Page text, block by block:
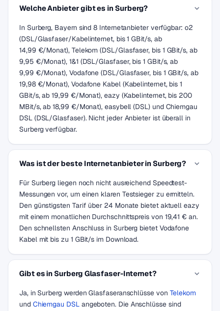
Welche Anbieter gibt es in Surberg?
In Surberg, Bayern sind 8 Internetanbieter verfügbar: o2
(DSL/Glasfaser/Kabelinternet, bis 1 GBit/s, ab
14,99 €/Monat), Telekom (DSL/Glasfaser, bis 1 GBit/s, ab
9,95 €/Monat), 1&1 (DSL/Glasfaser, bis 1 GBit/s, ab
9,99 €/Monat), Vodafone (DSL/Glasfaser, bis 1 GBit/s, ab
19,98 €/Monat), Vodafone Kabel (Kabelinternet, bis 1
GBit/s, ab 19,99 €/Monat), eazy (Kabelinternet, bis 200
MBit/s, ab 18,99 €/Monat), easybell (DSL) und Chiemgau
DSL (DSL/Glasfaser). Nicht jeder Anbieter ist überall in
Surberg verfügbar.
Was ist der beste Internetanbieter in Surberg?
Für Surberg liegen noch nicht ausreichend Speedtest-
Messungen vor, um einen klaren Testsieger zu ermitteln.
Den günstigsten Tarif über 24 Monate bietet aktuell eazy
mit einem monatlichen Durchschnittspreis von 19,41 € an.
Den schnellsten Anschluss in Surberg bietet Vodafone
Kabel mit bis zu 1 GBit/s im Download.
Gibt es in Surberg Glasfaser-Internet?
Ja, in Surberg werden Glasfaseranschlüsse von Telekom
und Chiemgau DSLangeboten. Die Anschlüsse sind